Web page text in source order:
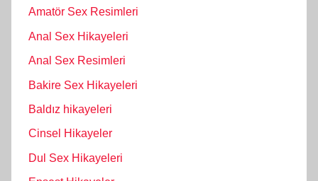
Amatör Sex Resimleri
Anal Sex Hikayeleri
Anal Sex Resimleri
Bakire Sex Hikayeleri
Baldız hikayeleri
Cinsel Hikayeler
Dul Sex Hikayeleri